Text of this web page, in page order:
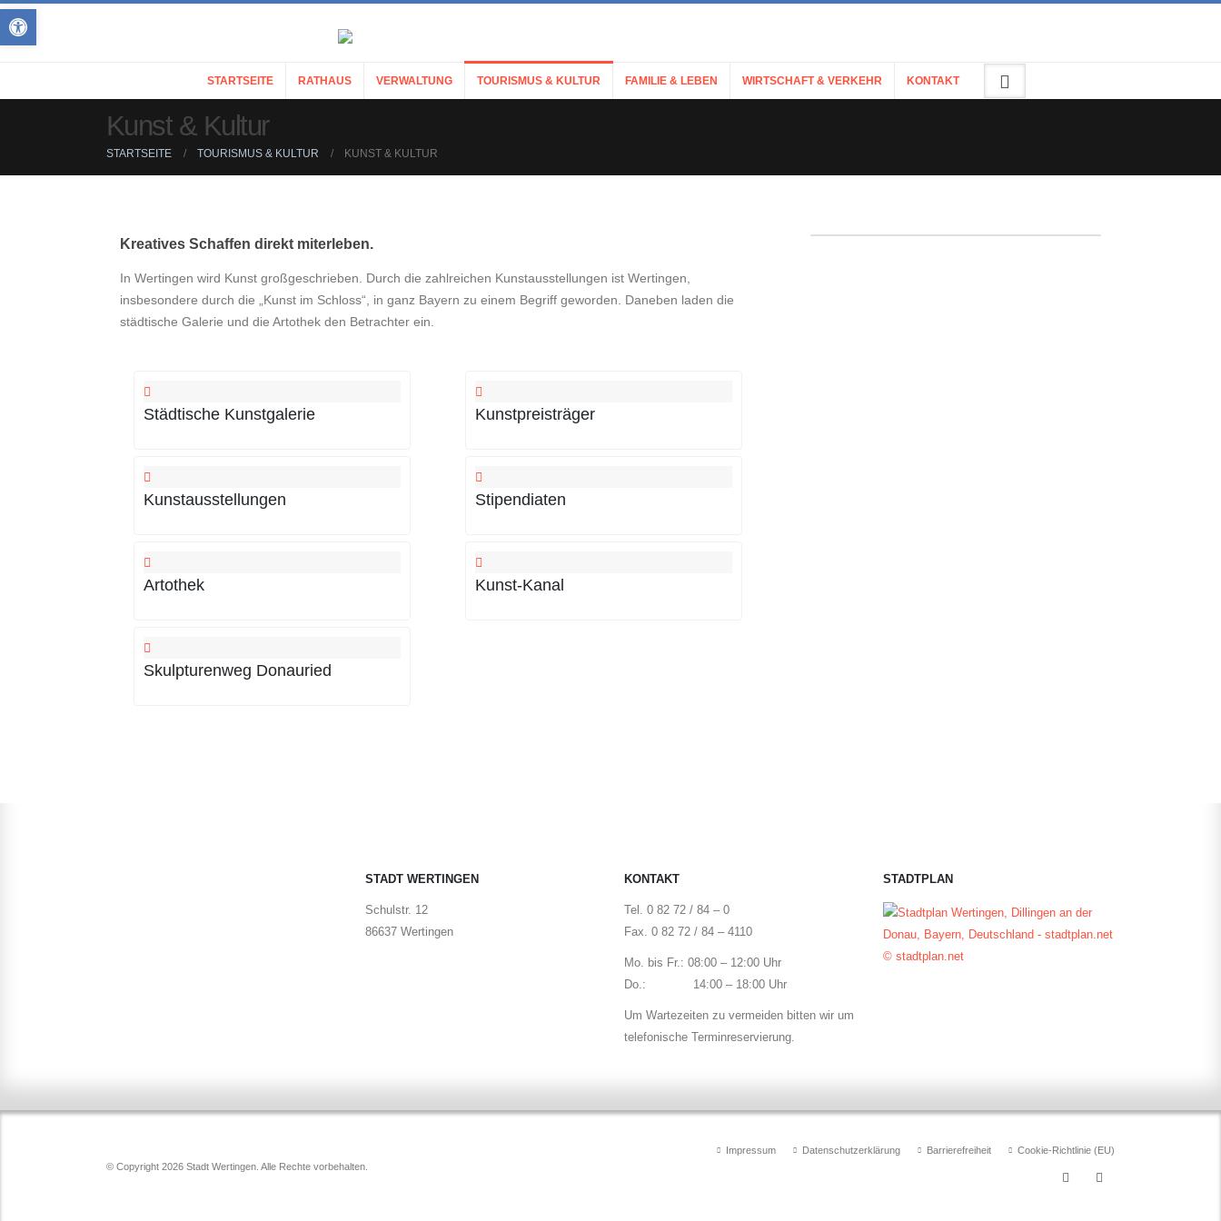
STARTSEITE RATHAUS VERWALTUNG TOURISMUS & KULTUR FAMILIE & LEBEN WIRTSCHAFT & VERKEHR KONTAKT
Kunst & Kultur
STARTSEITE TOURISMUS & KULTUR KUNST & KULTUR
Kreatives Schaffen direkt miterleben.
In Wertingen wird Kunst großgeschrieben. Durch die zahlreichen Kunstausstellungen ist Wertingen,
insbesondere durch die „Kunst im Schloss“, in ganz Bayern zu einem Begriff geworden. Daneben laden die
städtische Galerie und die Artothek den Betrachter ein.
Städtische Kunstgalerie
Kunstausstellungen
Artothek
Skulpturenweg Donauried
Kunstpreisträger
Stipendiaten
Kunst-Kanal
STADT WERTINGEN
Schulstr. 12
86637 Wertingen
KONTAKT
Tel. 0 82 72 / 84 – 0
Fax. 0 82 72 / 84 – 4110
Mo. bis Fr.: 08:00 – 12:00 Uhr
Do.: 14:00 – 18:00 Uhr
Um Wartezeiten zu vermeiden bitten wir um
telefonische Terminreservierung.
STADTPLAN
© stadtplan.net
© Copyright 2026 Stadt Wertingen. Alle Rechte vorbehalten.
Impressum Datenschutzerklärung Barrierefreiheit Cookie-Richtlinie (EU)
Open toolbar